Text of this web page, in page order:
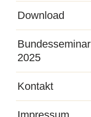
Download
Bundesseminar
2025
Kontakt